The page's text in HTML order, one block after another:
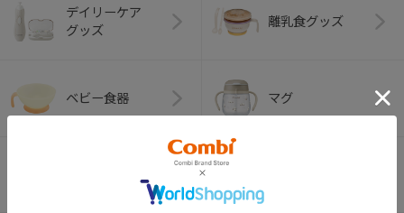
デイリーケア
グッズ
離乳食グッズ
ベビー食器 マグ
ン・フォーク